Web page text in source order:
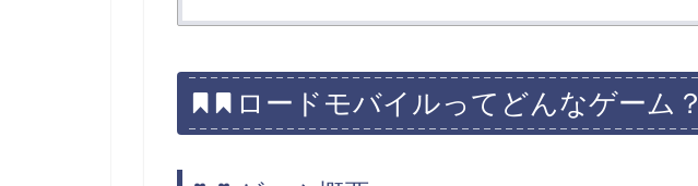
ロードモバイルってどんなゲーム？